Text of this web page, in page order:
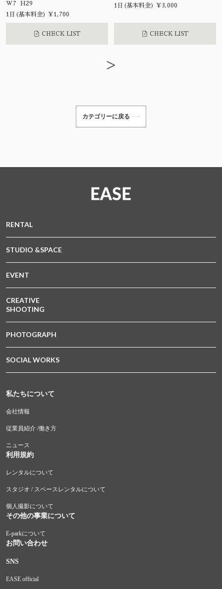
W7 H29
1日(基本料金) ¥1,700
CHECK LIST
1日(基本料金) ¥3,000
CHECK LIST
>
カテゴリーに戻る
RENTAL
STUDIO &SPACE
EVENT
CREATIVE
SHOOTING
PHOTOGRAPH
SOCIAL WORKS
私たちについて
会社情報
従業員紹介 /働き方
ニュース
利用規約
レンタルについて
スタジオ / スペースレンタルについて
個人撮影について
その他の事業について
E-parkについて
お問い合わせ
SNS
EASE official